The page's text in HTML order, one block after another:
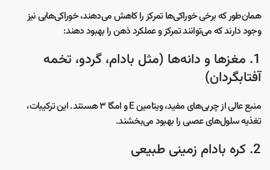
همان‌طور که برخی خوراکی‌ها تمرکز را کاهش می‌دهند، خوراکی‌هایی نیز
وجود دارند که می‌توانند تمرکز و عملکرد ذهن را بهبود دهند:
1. مغزها و دانه‌ها (مثل بادام، گردو، تخمه
آفتابگردان)
منبع عالی از چربی‌های مفید، ویتامین E و امگا ۳ هستند. این ترکیبات،
تغذیه سلول‌های عصبی را بهبود می‌بخشند.
2. کره بادام زمینی طبیعی